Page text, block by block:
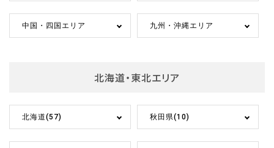
中国・四国エリア 九州・沖縄エリア
北海道・東北エリア
北海道(57) 秋田県(10)